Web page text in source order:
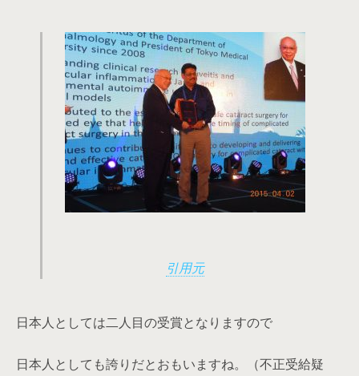
引用元
日本人としては二人目の受賞となりますので
日本人としても誇りだとおもいますね。（不正受給疑